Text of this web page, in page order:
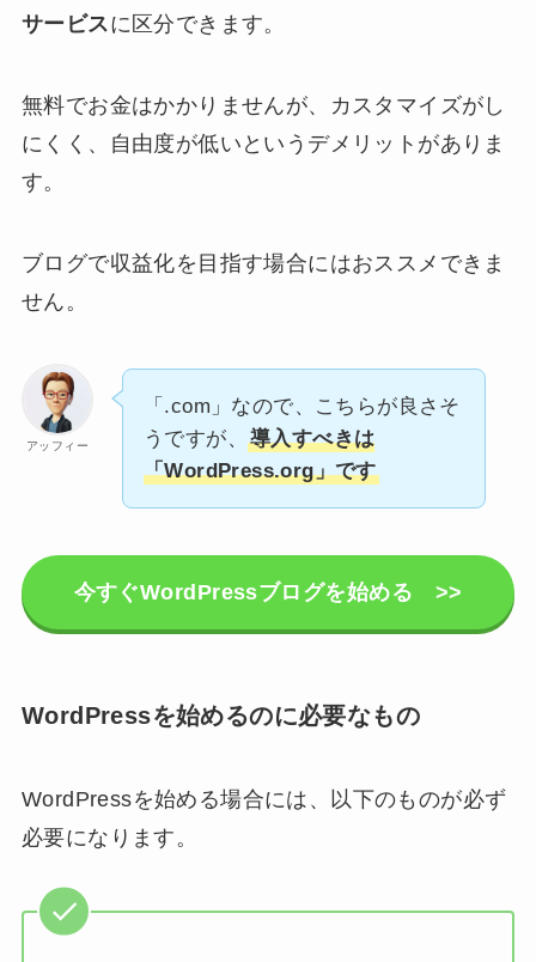
サービスに区分できます。
無料でお金はかかりませんが、カスタマイズがし
にくく、自由度が低いというデメリットがありま
す。
ブログで収益化を目指す場合にはおススメできま
せん。
アッフィー
「.com」なので、こちらが良さそ
うですが、
導入すべきは
「WordPress.org」です
今すぐWordPressブログを始める >>
WordPressを始めるのに必要なもの
WordPressを始める場合には、以下のものが必ず
必要になります。